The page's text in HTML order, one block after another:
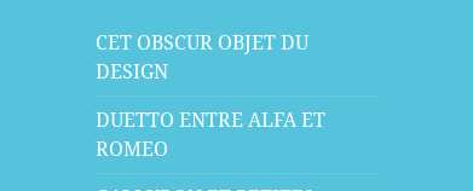
CET OBSCUR OBJET DU
DESIGN
DUETTO ENTRE ALFA ET
ROMEO